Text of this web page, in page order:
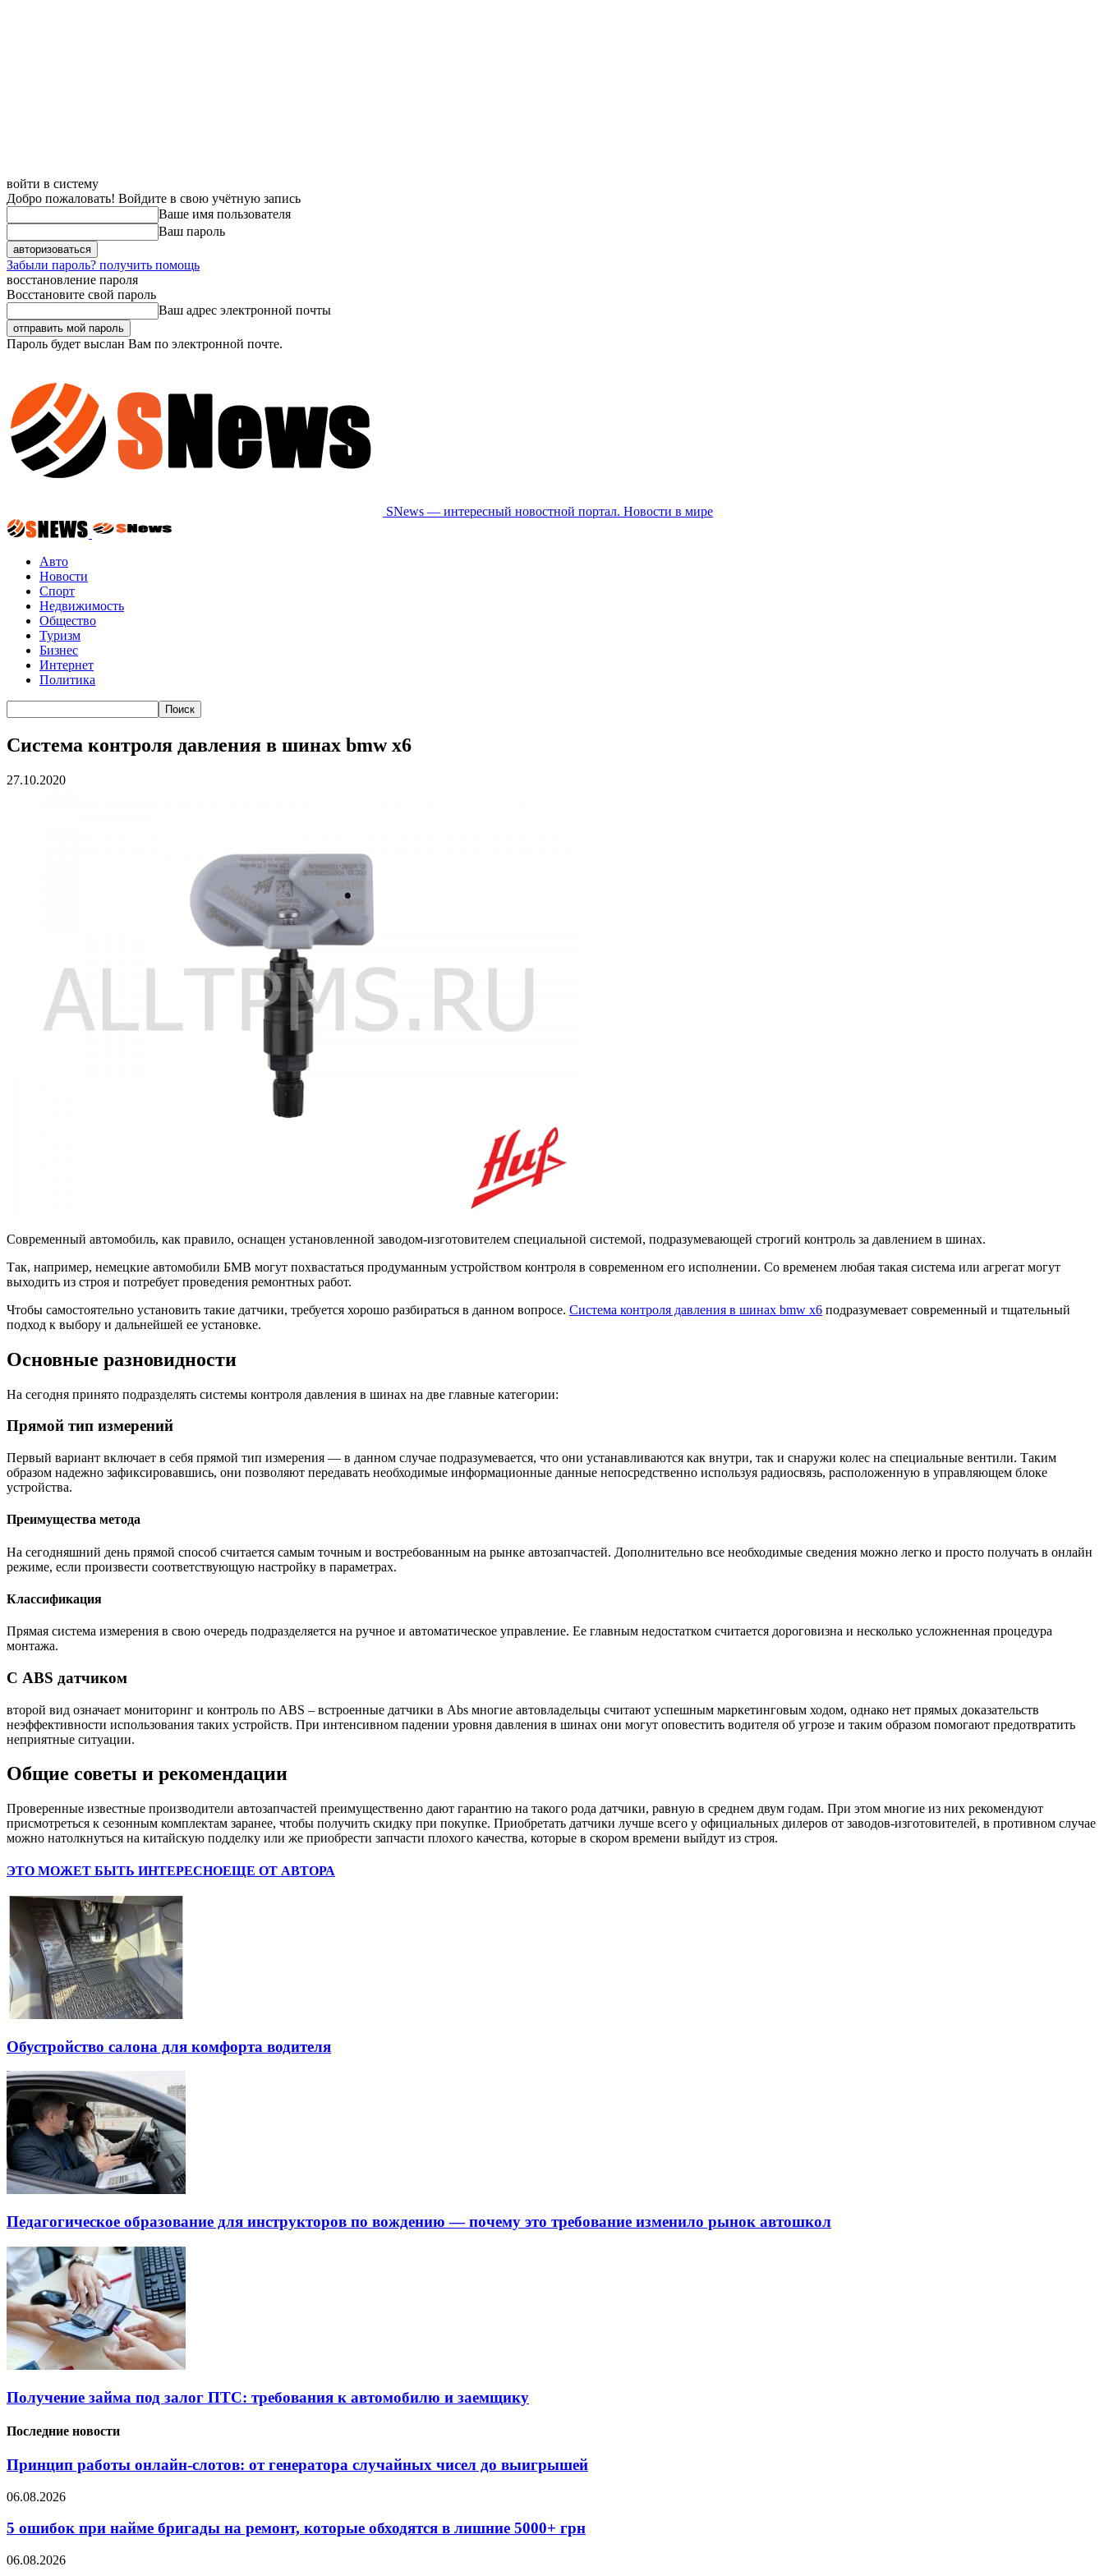
войти в систему
Добро пожаловать! Войдите в свою учётную запись
Ваше имя пользователя
Ваш пароль
Забыли пароль? получить помощь
восстановление пароля
Восстановите свой пароль
Ваш адрес электронной почты
Пароль будет выслан Вам по электронной почте.
SNews — интересный новостной портал. Новости в мире
Авто
Новости
Спорт
Недвижимость
Общество
Туризм
Бизнес
Интернет
Политика
Система контроля давления в шинах bmw x6
27.10.2020
Современный автомобиль, как правило, оснащен установленной заводом-изготовителем специальной системой, подразумевающей строгий контроль за давлением в шинах.
Так, например, немецкие автомобили БМВ могут похвастаться продуманным устройством контроля в современном его исполнении. Со временем любая такая система или агрегат могут
выходить из строя и потребует проведения ремонтных работ.
Чтобы самостоятельно установить такие датчики, требуется хорошо разбираться в данном вопросе. Система контроля давления в шинах bmw x6 подразумевает современный и тщательный
подход к выбору и дальнейшей ее установке.
Основные разновидности
На сегодня принято подразделять системы контроля давления в шинах на две главные категории:
Прямой тип измерений
Первый вариант включает в себя прямой тип измерения — в данном случае подразумевается, что они устанавливаются как внутри, так и снаружи колес на специальные вентили. Таким
образом надежно зафиксировавшись, они позволяют передавать необходимые информационные данные непосредственно используя радиосвязь, расположенную в управляющем блоке
устройства.
Преимущества метода
На сегодняшний день прямой способ считается самым точным и востребованным на рынке автозапчастей. Дополнительно все необходимые сведения можно легко и просто получать в онлайн
режиме, если произвести соответствующую настройку в параметрах.
Классификация
Прямая система измерения в свою очередь подразделяется на ручное и автоматическое управление. Ее главным недостатком считается дороговизна и несколько усложненная процедура
монтажа.
С ABS датчиком
второй вид означает мониторинг и контроль по ABS – встроенные датчики в Abs многие автовладельцы считают успешным маркетинговым ходом, однако нет прямых доказательств
неэффективности использования таких устройств. При интенсивном падении уровня давления в шинах они могут оповестить водителя об угрозе и таким образом помогают предотвратить
неприятные ситуации.
Общие советы и рекомендации
Проверенные известные производители автозапчастей преимущественно дают гарантию на такого рода датчики, равную в среднем двум годам. При этом многие из них рекомендуют
присмотреться к сезонным комплектам заранее, чтобы получить скидку при покупке. Приобретать датчики лучше всего у официальных дилеров от заводов-изготовителей, в противном случае
можно натолкнуться на китайскую подделку или же приобрести запчасти плохого качества, которые в скором времени выйдут из строя.
ЭТО МОЖЕТ БЫТЬ ИНТЕРЕСНОЕЩЕ ОТ АВТОРА
Обустройство салона для комфорта водителя
Педагогическое образование для инструкторов по вождению — почему это требование изменило рынок автошкол
Получение займа под залог ПТС: требования к автомобилю и заемщику
Последние новости
Принцип работы онлайн-слотов: от генератора случайных чисел до выигрышей
06.08.2026
5 ошибок при найме бригады на ремонт, которые обходятся в лишние 5000+ грн
06.08.2026